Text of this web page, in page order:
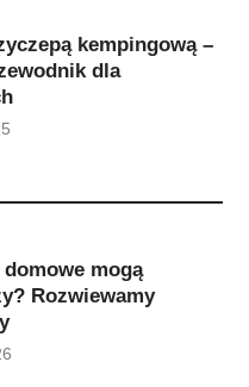
kempingową –
dla
mogą
Rozwiewamy